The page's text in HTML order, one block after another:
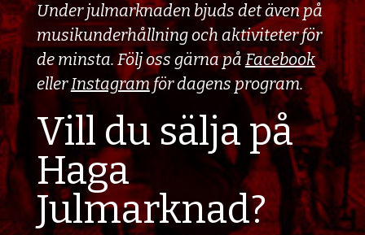
Under julmarknaden bjuds det även på
musikunderhållning och aktiviteter för
de minsta. Följ oss gärna på Facebook
ellerInstagramför dagens program.
Vill du sälja på
Haga
Julmarknad?